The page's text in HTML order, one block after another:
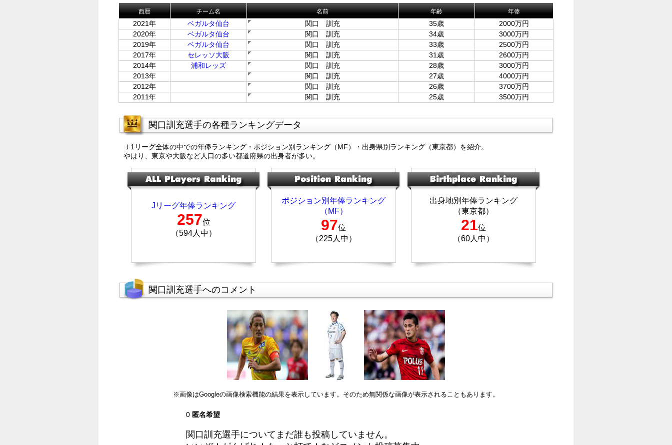
西暦 チーム名 名前 年齢 年俸
2021年 ベガルタ仙台 関口 訓充 35歳
2000万円
2020年
ベガルタ仙台 関口 訓充 34歳
3000万円
2019年
ベガルタ仙台 関口 訓充 33歳
2500万円
2017年
セレッソ大阪 関口 訓充 31歳
2600万円
2014年
浦和レッズ 関口 訓充 28歳
3000万円
2013年
関口 訓充 27歳
4000万円
2012年
関口 訓充 26歳
3700万円
2011年
関口 訓充 25歳 3500万円
関口訓充選手の各種ランキングデータ
Ｊ1リーグ全体の中での年俸ランキング・ポジション別ランキング（MF）・出身県別ランキング（東京都）を紹介。
やはり、東京や大阪など人口の多い都道府県の出身者が多い。
Jリーグ年俸ランキング
257位
（594人中）
ポジション別年俸ランキング
（MF）
97位
（225人中）
出身地別年俸ランキング
（東京都）
21位
（60人中）
関口訓充選手へのコメント
※画像はGoogleの画像検索機能の結果を表示しています。そのため無関係な画像が表示されることもあります。
0 匿名希望
関口訓充選手についてまだ誰も投稿していません。